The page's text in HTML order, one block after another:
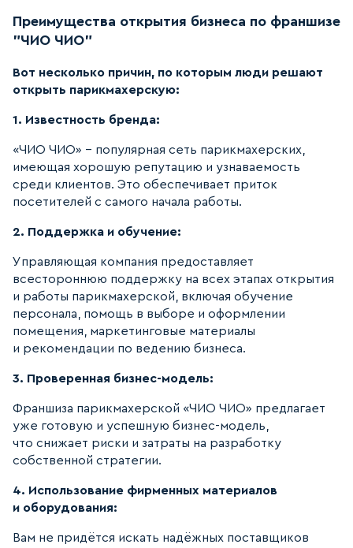
Преимущества открытия бизнеса по франшизе
"ЧИО ЧИО"
Вот несколько причин, по которым люди решают
открыть парикмахерскую:
1. Известность бренда:
«ЧИО ЧИО» - популярная сеть парикмахерских,
имеющая хорошую репутацию и узнаваемость
среди клиентов. Это обеспечивает приток
посетителей с самого начала работы.
2. Поддержка и обучение:
Управляющая компания предоставляет
всестороннюю поддержку на всех этапах открытия
и работы парикмахерской, включая обучение
персонала, помощь в выборе и оформлении
помещения, маркетинговые материалы
и рекомендации по ведению бизнеса.
3. Проверенная бизнес-модель:
Франшиза парикмахерской «ЧИО ЧИО» предлагает
уже готовую и успешную бизнес-модель,
что снижает риски и затраты на разработку
собственной стратегии.
4. Использование фирменных материалов
и оборудования:
Вам не придётся искать надёжных поставщиков